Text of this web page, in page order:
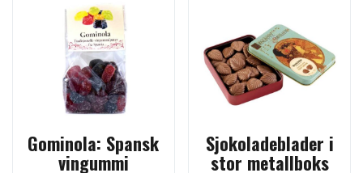
Gominola: Spansk
vingummi
Sjokoladeblader i
stor metallboks